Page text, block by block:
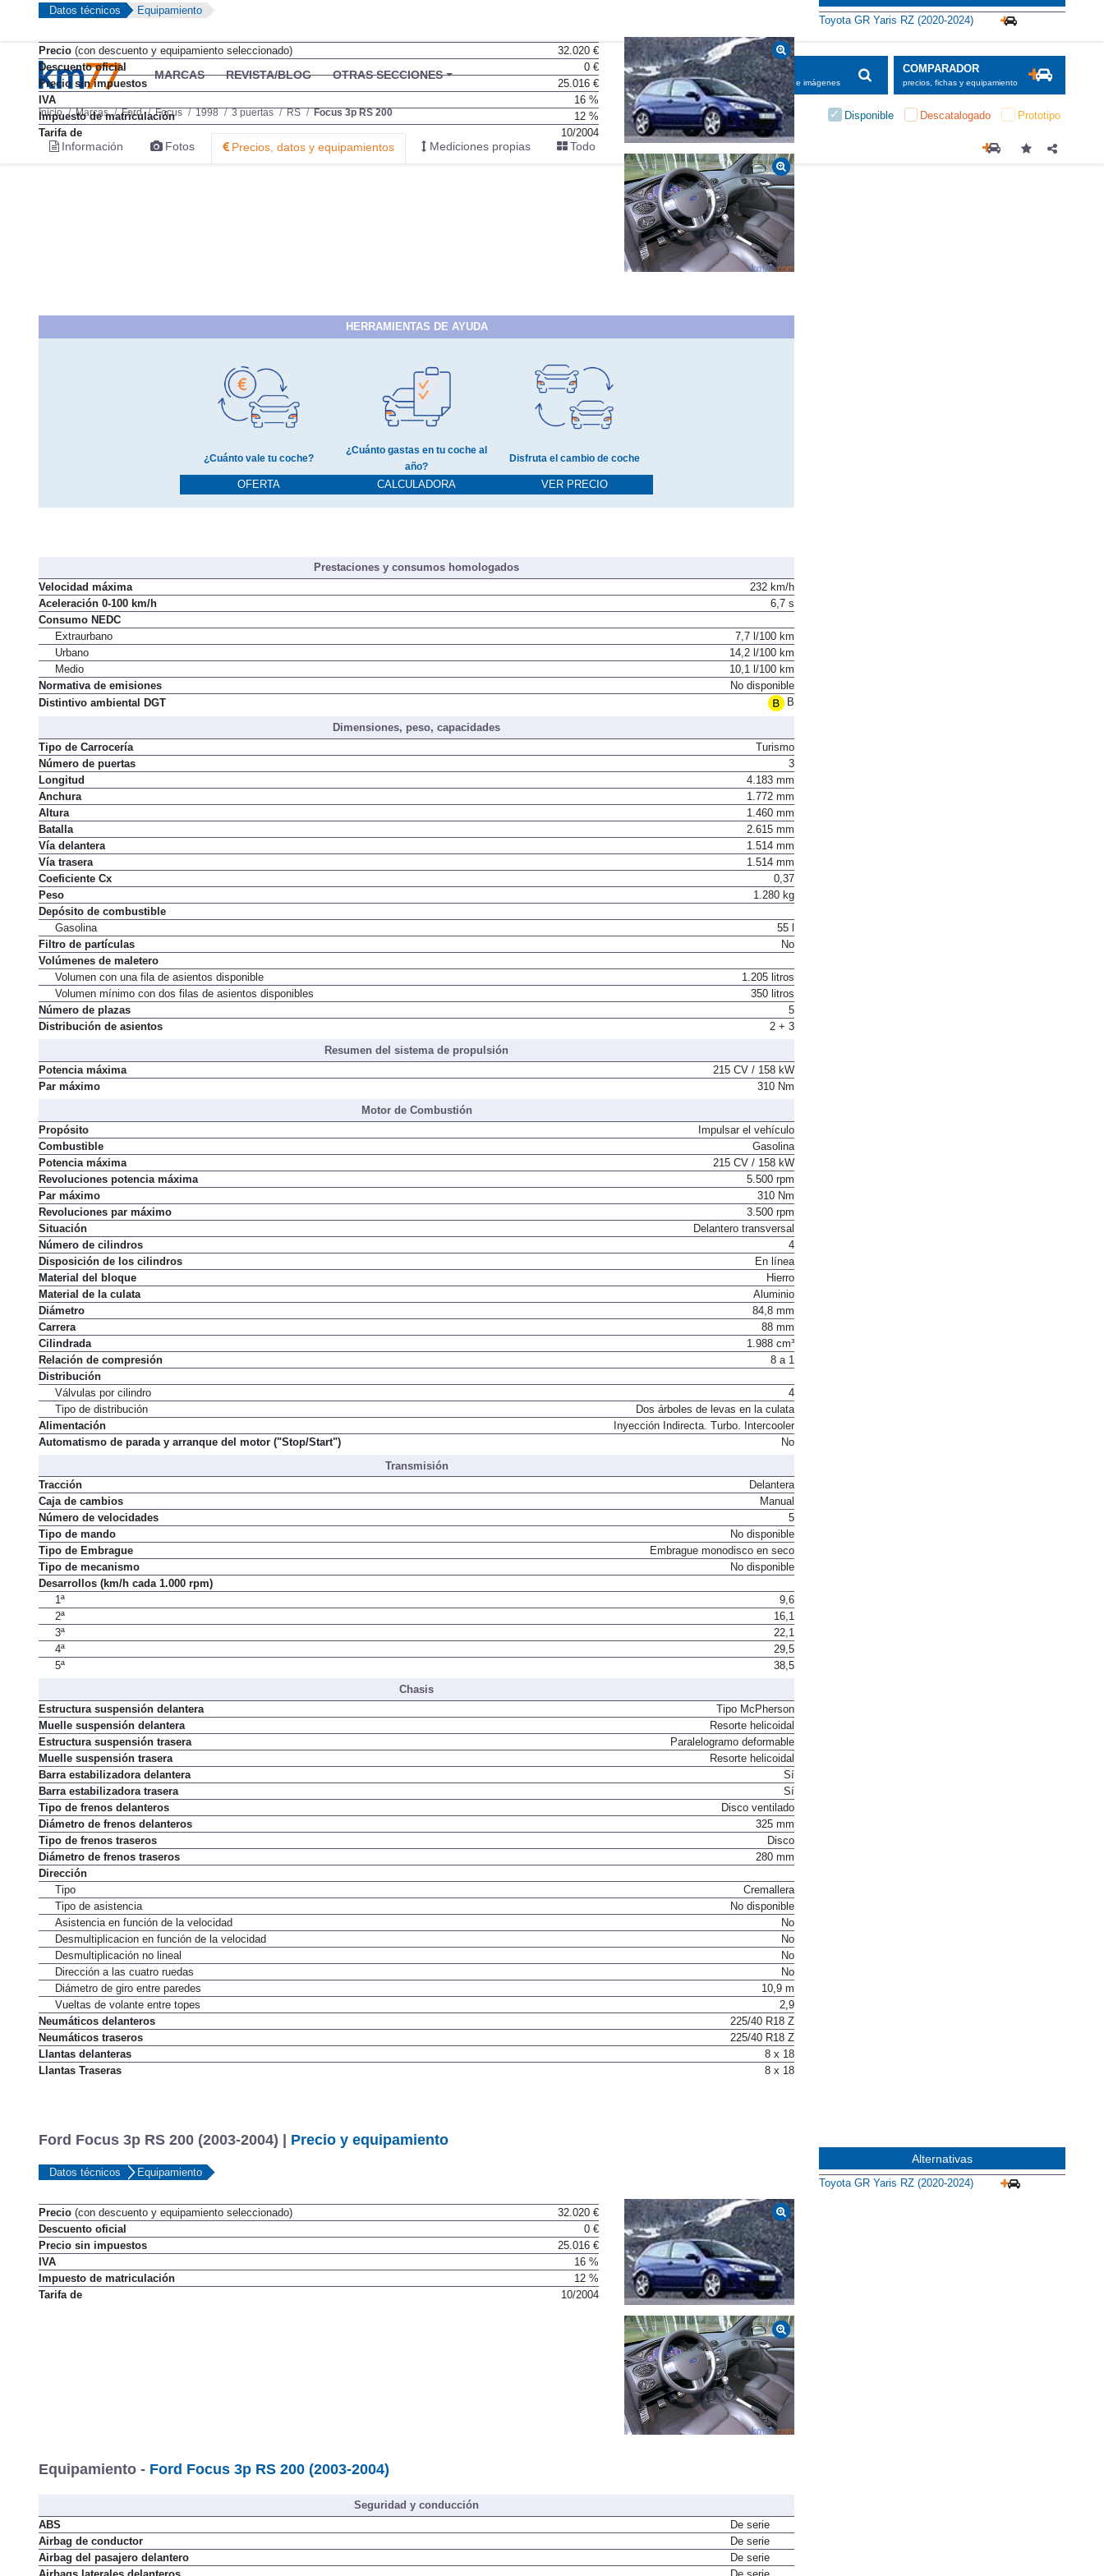
MARCAS REVISTA/BLOG OTRAS SECCIONES BUSCADOR
informaciones, fichas e imágenes
COMPARADOR
precios, fichas y equipamiento
Inicio Marcas Ford Focus 1998 3 puertas RS Focus 3p RS 200 Disponible Descatalogado Prototipo
Información Fotos Precios, datos y equipamientos Mediciones propias Todo
Datos técnicos Equipamiento
Precio (con descuento y equipamiento seleccionado)
32.020 €
Descuento oficial
0 €
Precio sin impuestos
25.016 €
IVA
16 %
Impuesto de matriculación
12 %
Tarifa de
10/2004
HERRAMIENTAS DE AYUDA
¿Cuánto vale tu coche?
OFERTA
¿Cuánto gastas en tu coche al
año?
CALCULADORA
Disfruta el cambio de coche
VER PRECIO
Prestaciones y consumos homologados
Velocidad máxima
232 km/h
Aceleración 0-100 km/h
6,7 s
Consumo NEDC
Extraurbano
7,7 l/100 km
Urbano
14,2 l/100 km
Medio
10,1 l/100 km
Normativa de emisiones
No disponible
Distintivo ambiental DGT
B
Dimensiones, peso, capacidades
Tipo de Carrocería
Turismo
Número de puertas
3
Longitud
4.183 mm
Anchura
1.772 mm
Altura
1.460 mm
Batalla
2.615 mm
Vía delantera
1.514 mm
Vía trasera
1.514 mm
Coeficiente Cx
0,37
Peso
1.280 kg
Depósito de combustible
Gasolina
55 l
Filtro de partículas
No
Volúmenes de maletero
Volumen con una fila de asientos disponible
1.205 litros
Volumen mínimo con dos filas de asientos disponibles
350 litros
Número de plazas
5
Distribución de asientos
2 + 3
Resumen del sistema de propulsión
Potencia máxima
215 CV / 158 kW
Par máximo
310 Nm
Motor de Combustión
Propósito
Impulsar el vehículo
Combustible
Gasolina
Potencia máxima
215 CV / 158 kW
Revoluciones potencia máxima
5.500 rpm
Par máximo
310 Nm
Revoluciones par máximo
3.500 rpm
Situación
Delantero transversal
Número de cilindros
4
Disposición de los cilindros
En línea
Material del bloque
Hierro
Material de la culata
Aluminio
Diámetro
84,8 mm
Carrera
88 mm
Cilindrada
1.988 cm³
Relación de compresión
8 a 1
Distribución
Válvulas por cilindro
4
Tipo de distribución
Dos árboles de levas en la culata
Alimentación
Inyección Indirecta. Turbo. Intercooler
Automatismo de parada y arranque del motor ("Stop/Start")
No
Transmisión
Tracción
Delantera
Caja de cambios
Manual
Número de velocidades
5
Tipo de mando
No disponible
Tipo de Embrague
Embrague monodisco en seco
Tipo de mecanismo
No disponible
Desarrollos (km/h cada 1.000 rpm)
1ª
9,6
2ª
16,1
3ª
22,1
4ª
29,5
5ª
38,5
Chasis
Estructura suspensión delantera
Tipo McPherson
Muelle suspensión delantera
Resorte helicoidal
Estructura suspensión trasera
Paralelogramo deformable
Muelle suspensión trasera
Resorte helicoidal
Barra estabilizadora delantera
Sí
Barra estabilizadora trasera
Sí
Tipo de frenos delanteros
Disco ventilado
Diámetro de frenos delanteros
325 mm
Tipo de frenos traseros
Disco
Diámetro de frenos traseros
280 mm
Dirección
Tipo
Cremallera
Tipo de asistencia
No disponible
Asistencia en función de la velocidad
No
Desmultiplicacion en función de la velocidad
No
Desmultiplicación no lineal
No
Dirección a las cuatro ruedas
No
Diámetro de giro entre paredes
10,9 m
Vueltas de volante entre topes
2,9
Neumáticos delanteros
225/40 R18 Z
Neumáticos traseros
225/40 R18 Z
Llantas delanteras
8 x 18
Llantas Traseras
8 x 18
Toyota GR Yaris RZ (2020-2024)
Ford Focus 3p RS 200 (2003-2004) | Precio y equipamiento
Datos técnicos Equipamiento
Precio (con descuento y equipamiento seleccionado)
32.020 €
Descuento oficial
0 €
Precio sin impuestos
25.016 €
IVA
16 %
Impuesto de matriculación
12 %
Tarifa de
10/2004
Equipamiento - Ford Focus 3p RS 200 (2003-2004)
Seguridad y conducción
ABS
De serie
Airbag de conductor
De serie
Airbag del pasajero delantero
De serie
Alternativas
Toyota GR Yaris RZ (2020-2024)